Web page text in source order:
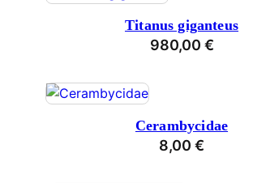
Titanus giganteus
980,00 €
Cerambycidae
8,00 €